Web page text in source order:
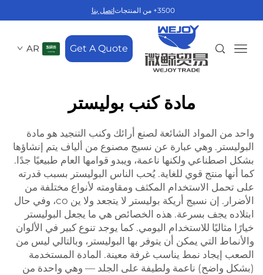
3500+ من المنتجات اتصل بنا
Get A Quote
AR
مادة كنب بوليستر
واحد من المواد الشائعة لصنع أرائك وكنب التنجيد هو مادة
البوليستر. وهي عبارة عن نسيج مصنوع من ألياف يتم إنشاؤها
بشكل اصطناعي ولكنها ناعمة، ويبدو قوامها العام طبيعيًا جدًا.
كما أنها منتج قوي للغاية. يُحب الناس البوليستر بسبب قدرته
على تحمل الاستخدام المكثف ومقاومته لأنواع مختلفة من
الأضرار. إن نسيج أريكة بوليستر
لا يتجعد ولا ين co، وفي حال
ابتلاده يجف بسرعة. هذه الخصائص هي ما يجعل البوليستر
خيارًا مثاليًا للاستخدام اليومي. كما يوجد تنوع كبير في الألوان
والأنماط التي يمكن أن يتوفر بها البوليستر، وبالتالي ليس من
الصعب إيجاد نمط يناسب غرفة معينة. المادة المستخدمة
(بشكل واضح) ناعمة ولطيفة على الجلد — وهي واحدة من